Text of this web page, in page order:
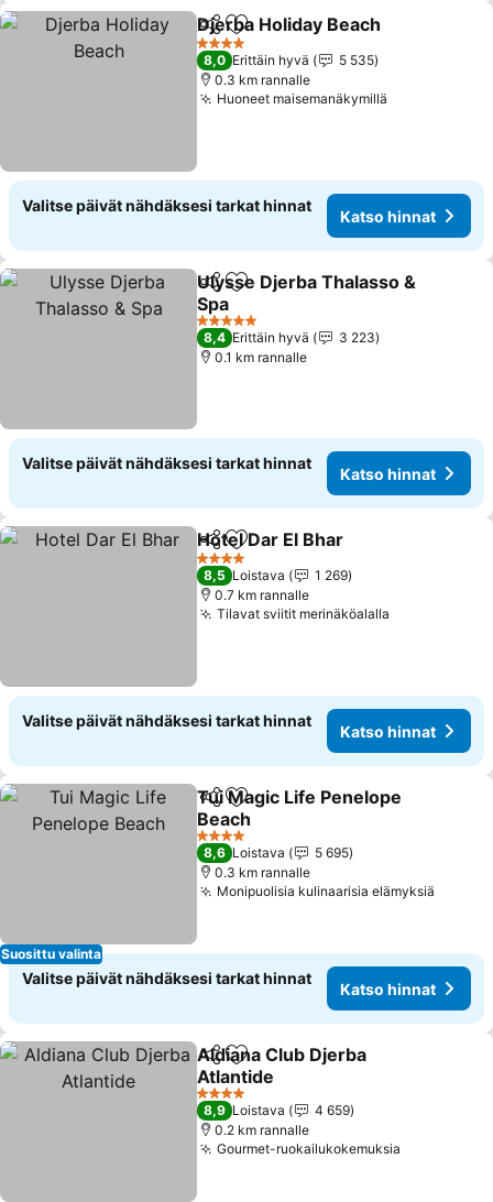
Jaa Lisää suosikkeihin
Djerba Holiday Beach
4 Tähtiluokitus
8,0 Erittäin hyvä
5 535
0.3 km rannalle
Huoneet maisemanäkymillä
Valitse päivät nähdäksesi tarkat hinnat
Katso hinnat
Jaa Lisää suosikkeihin
Ulysse Djerba Thalasso &
Spa
5 Tähtiluokitus
8,4 Erittäin hyvä
3 223
0.1 km rannalle
Valitse päivät nähdäksesi tarkat hinnat
Katso hinnat
Jaa Lisää suosikkeihin
Hotel Dar El Bhar
4 Tähtiluokitus
8,5 Loistava
1 269
0.7 km rannalle
Tilavat sviitit merinäköalalla
Valitse päivät nähdäksesi tarkat hinnat
Katso hinnat
Suosittu valinta
Jaa Lisää suosikkeihin
Tui Magic Life Penelope
Beach
4 Tähtiluokitus
8,6 Loistava
5 695
0.3 km rannalle
Monipuolisia kulinaarisia elämyksiä
Valitse päivät nähdäksesi tarkat hinnat
Katso hinnat
Jaa Lisää suosikkeihin
Aldiana Club Djerba
Atlantide
4 Tähtiluokitus
8,9 Loistava
4 659
0.2 km rannalle
Gourmet-ruokailukokemuksia